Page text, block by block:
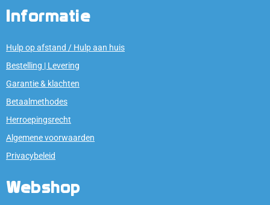
Informatie
Hulp op afstand / Hulp aan huis
Bestelling | Levering
Garantie & klachten
Betaalmethodes
Herroepingsrecht
Algemene voorwaarden
Privacybeleid
Webshop